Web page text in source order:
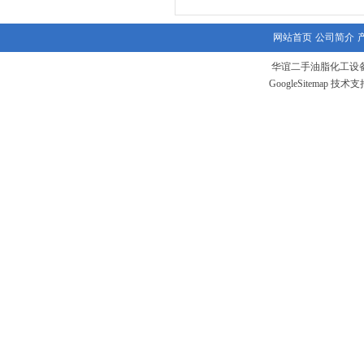
网站首页 公司简介
华谊二手油脂化工设
GoogleSitemap 技术支